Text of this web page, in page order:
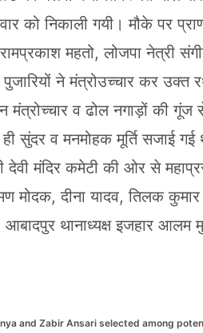
को निकाली गयी। मौके पर
महतो, लोजपा नेत्री
ने मंत्रोउच्चार कर उक्त
मंत्रोच्चार व ढोल नगाड़ों की गूंज
सुंदर व मनमोहक मूर्ति सजाई
मंदिर कमेटी की ओर से
मोदक, दीना यादव, तिलक
आबादपुर थानाध्यक्ष इजहार
and Zabir Ansari selected among